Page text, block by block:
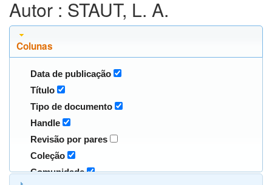
Autor : STAUT, L. A.
Colunas
Data de publicação
Título
Tipo de documento
Handle
Revisão por pares
Coleção
Comunidade